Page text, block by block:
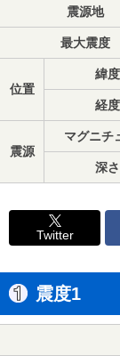
震源地
最大震度
位置
緯度
経度
震源
マグニチ
深さ
Twitter
震度1